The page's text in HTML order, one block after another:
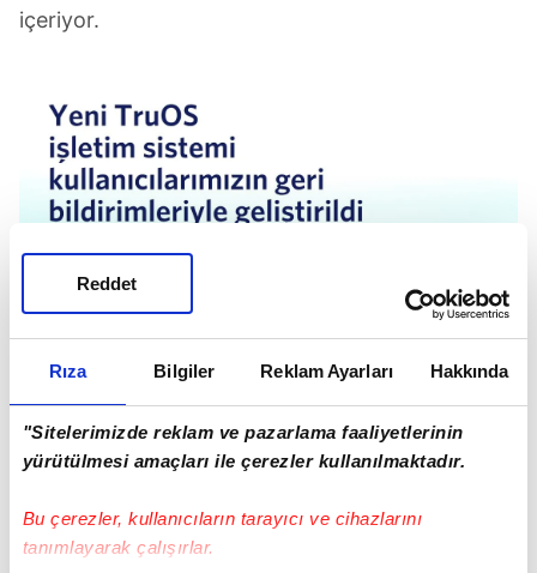
Rıza Bilgiler Reklam Ayarları Hakkında
"Sitelerimizde reklam ve pazarlama faaliyetlerinin
yürütülmesi amaçları ile çerezler kullanılmaktadır.
Bu çerezler, kullanıcıların tarayıcı ve cihazlarını
tanımlayarak çalışırlar.
Reddet
içeriyor.